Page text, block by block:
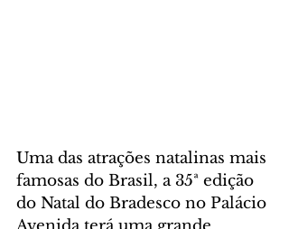
Uma das atrações natalinas mais
famosas do Brasil, a 35ª edição
do Natal do Bradesco no Palácio